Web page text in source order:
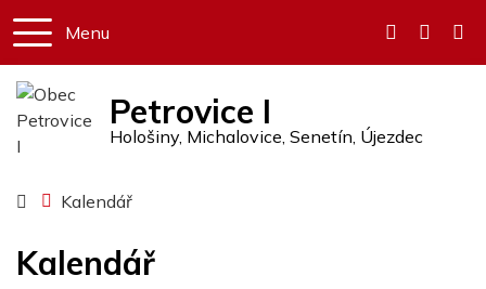
Menu
+420 327
Petrovice I
Hološiny, Michalovice, Senetín, Újezdec
Úvodní stránka
Kalendář
Kalendář